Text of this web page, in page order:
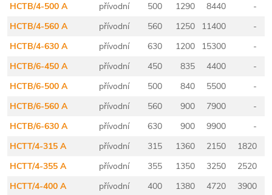
HCTB/4-500 A
přívodní 500 1290 8440
-
HCTB/4-560 A
přívodní 560 1250 11400
-
HCTB/4-630 A
přívodní 630 1200 15300 -
HCTB/6-450 A
přívodní 450 835 4400
-
HCTB/6-500 A
přívodní 500 840 5500
-
HCTB/6-560 A
přívodní 560 900 7900
-
HCTB/6-630 A
přívodní 630 900 9900
-
HCTT/4-315 A
přívodní 315 1360 2150
1820
HCTT/4-355 A
přívodní 355 1350 3250
2520
HCTT/4-400 A
přívodní 400 1380 4720
3900